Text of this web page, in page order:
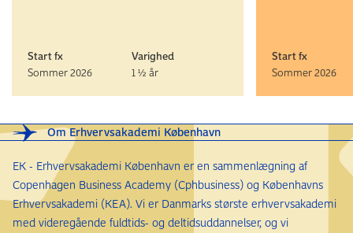
Start fx
Sommer 2026
Varighed
1 ½ år
Start fx
Sommer 2026
Om Erhvervsakademi København
EK - Erhvervsakademi København er en sammenlægning af
Copenhagen Business Academy (Cphbusiness) og Københavns
Erhvervsakademi (KEA). Vi er Danmarks største erhvervsakademi
med videregående fuldtids- og deltidsuddannelser, og vi